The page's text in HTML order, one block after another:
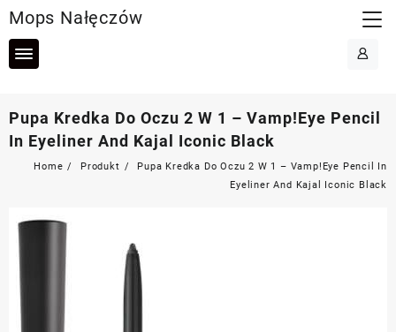
to
content
Mops Nałęczów
Pupa Kredka Do Oczu 2 W 1 – Vamp!Eye Pencil
In Eyeliner And Kajal Iconic Black
Home Produkt
Pupa Kredka Do Oczu 2 W 1 – Vamp!Eye Pencil In
Eyeliner And Kajal Iconic Black